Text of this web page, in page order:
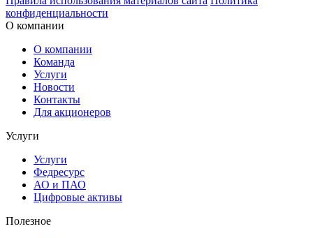
конфиденциальности
О компании
О компании
Команда
Услуги
Новости
Контакты
Для акционеров
Услуги
Услуги
Федресурс
АО и ПАО
Цифровые активы
Полезное